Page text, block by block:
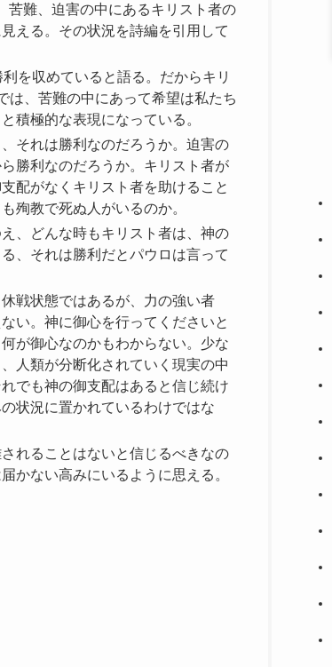
苦難、迫害の中にあるキリスト者の
える。その状況を詩編を引用して
を収めていると語る。だからキリ
は、苦難の中にあって希望は私たち
積極的な表現になっている。
それは勝利なのだろうか。迫害の
勝利なのだろうか。キリスト者が
配がなくキリスト者を助けること
殉教で死ぬ人がいるのか。
、どんな時もキリスト者は、神の
、それは勝利だとパウロは言って
戦状態ではあるが、力の強い者
い。神に御心を行ってくださいと
が御心なのかもわからない。少な
人類が分断化されていく現実の中
でも神の御支配はあると信じ続け
状況に置かれているわけではな
れることはないと信じるべきなの
かない高みにいるように思える。